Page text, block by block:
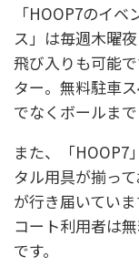
「HOOP7のイ
ス」は毎週木曜
飛び入りも可能
ター。無料駐車
でなくボールま
また、「HOOP7
タル用具が揃っ
が行き届いてい
コート利用者は
です。